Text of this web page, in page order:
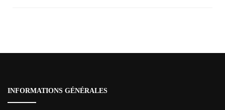
d'article
INFORMATIONS GÉNÉRALES